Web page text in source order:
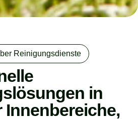
Reinigungsdienste
in
Innenbereiche,